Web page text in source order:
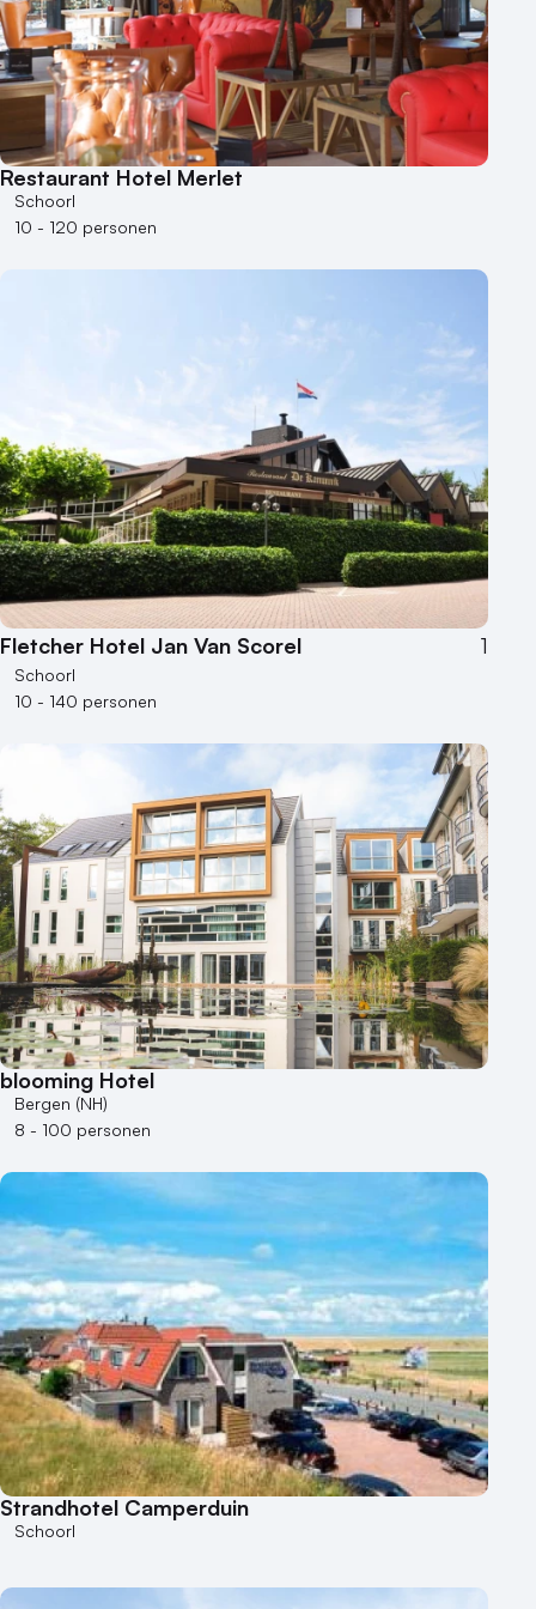
Buitenlocatie
Duurzame locatie
Groene locatie
Heisessie
Hotel
Hybride events
Industriële locatie
Kasteel en landgoed
Restaurant Hotel Merlet
Schoorl
10 - 120 personen
Fletcher Hotel Jan Van Scorel 1
Schoorl
10 - 140 personen
blooming Hotel
Bergen (NH)
8 - 100 personen
Strandhotel Camperduin
Schoorl